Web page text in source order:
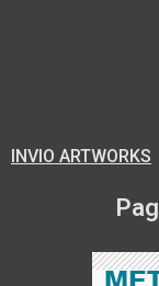
INVIO ARTWORKS